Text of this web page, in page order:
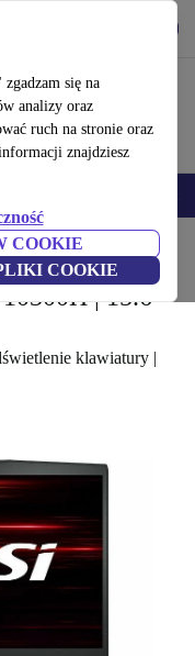
się na
analizy oraz
ruch na stronie oraz
znajdziesz
COOKIE
COOKIE
| 15.6-
klawiatury |